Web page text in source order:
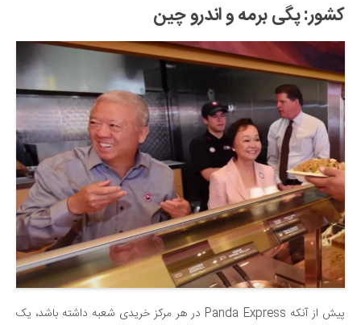
کشور: پگی برمه و اندرو چین
پیش از آنکه Panda Express در هر مرکز خریدی شعبه داشته باشد، یک